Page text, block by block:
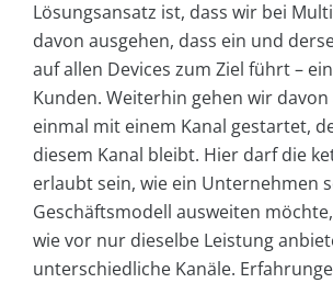
Lösungsansatz ist, dass wir bei
davon ausgehen, dass ein und
auf allen Devices zum Ziel führt –
Kunden. Weiterhin gehen wir davon
einmal mit einem Kanal gestartet,
diesem Kanal bleibt. Hier darf die
erlaubt sein, wie ein Unternehmen
Geschäftsmodell ausweiten
wie vor nur dieselbe Leistung
unterschiedliche Kanäle.